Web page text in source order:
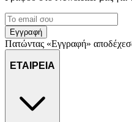
Εγγραφή
Πατώντας «Εγγραφή»
ΕΤΑΙΡΕΙΑ